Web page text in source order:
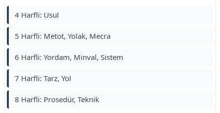
4 Harfli: Usul
5 Harfli: Metot, Yolak, Mecra
6 Harfli: Yordam, Minval, Sistem
7 Harfli: Tarz, Yol
8 Harfli: Prosedür, Teknik